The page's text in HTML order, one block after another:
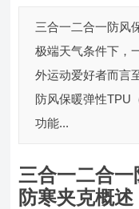
三合一二合一防风
极端天气条件下，
外运动爱好者而言
防风保暖弹性TPU
功能...
三合一二合
防寒夹克概述